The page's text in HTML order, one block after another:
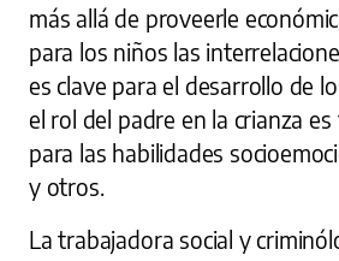
más allá de proveerle
para los niños las
es clave para el desarrollo de
el rol del padre en la crianza
para las habilidades
y otros.
La trabajadora social y